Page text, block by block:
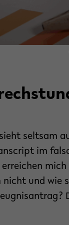
seltsam
im
mich
nicht und wie